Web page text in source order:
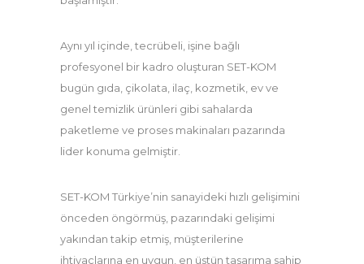
Aynı yıl içinde, tecrübeli, işine bağlı
profesyonel bir kadro oluşturan SET-KOM
bugün gıda, çikolata, ilaç, kozmetik, ev ve
genel temizlik ürünleri gibi sahalarda
paketleme ve proses makinaları pazarında
lider konuma gelmiştir.
SET-KOM Türkiye’nin sanayideki hızlı gelişimini
önceden öngörmüş, pazarındaki gelişimi
yakından takip etmiş, müşterilerine
ihtiyaçlarına en uygun, en üstün tasarıma sahip